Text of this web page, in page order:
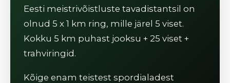
Eesti meistrivõistluste tavadistantsil on
olnud 5 x 1 km ring, mille järel 5 viset.
Kokku 5 km puhast jooksu + 25 viset +
trahviringid.
Kõige enam teistest spordialadest